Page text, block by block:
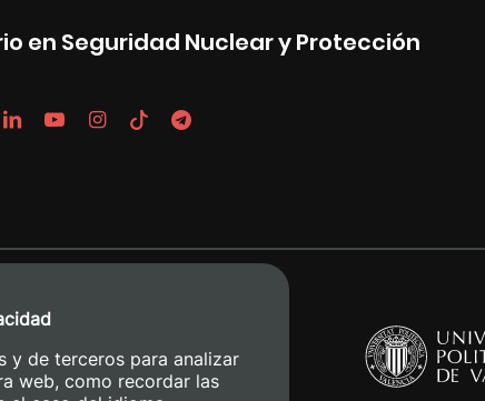
en Seguridad Nuclear y Protección
y de terceros para analizar
web, como recordar las